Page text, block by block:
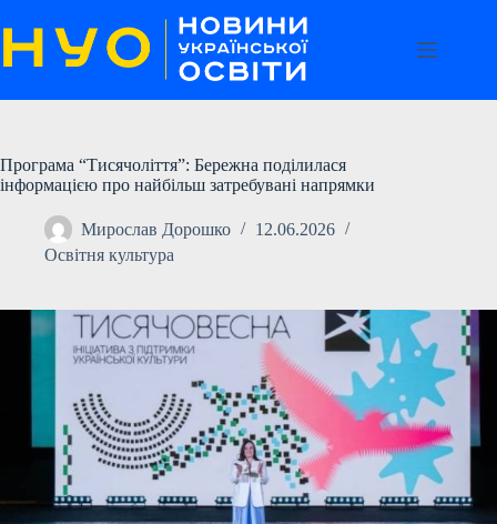
до
вмісту
Програма “Тисячоліття”: Бережна поділилася
інформацією про найбільш затребувані напрямки
Мирослав Дорошко
12.06.2026
Освітня культура